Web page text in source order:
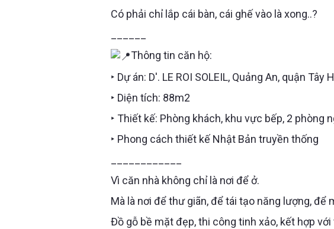
Có phải chỉ lắp cái bàn, cái ghế vào là xong..?
Thông tin căn hộ:
‣ Dự án: D'. LE ROI SOLEIL, Quảng An, quận Tây
‣ Diện tích: 88m2
‣ Thiết kế: Phòng khách, khu vực bếp, 2 phòng
‣ Phong cách thiết kế Nhật Bản truyền thống
Vì căn nhà không chỉ là nơi để ở.
Mà là nơi để thư giãn, để tái tạo năng lượng,
Đồ gỗ bề mặt đẹp, thi công tinh xảo, kết hợp